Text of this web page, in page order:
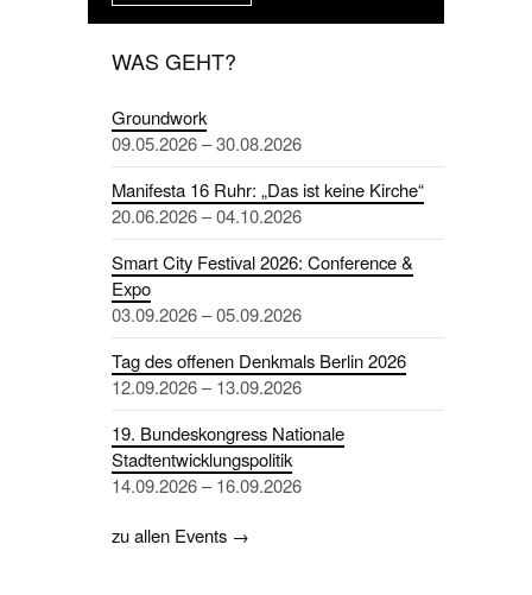
WAS GEHT?
Groundwork
09.05.2026 – 30.08.2026
Manifesta 16 Ruhr: „Das ist keine Kirche“
20.06.2026 – 04.10.2026
Smart City Festival 2026: Conference &
Expo
03.09.2026 – 05.09.2026
Tag des offenen Denkmals Berlin 2026
12.09.2026 – 13.09.2026
19. Bundeskongress Nationale
Stadtentwicklungspolitik
14.09.2026 – 16.09.2026
zu allen Events →